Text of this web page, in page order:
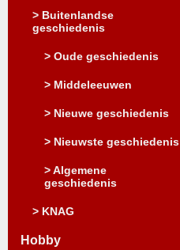
> Buitenlandse
geschiedenis
> Oude geschiedenis
> Middeleeuwen
> Nieuwe geschiedenis
> Nieuwste geschiedenis
> Algemene
geschiedenis
> KNAG
Hobby